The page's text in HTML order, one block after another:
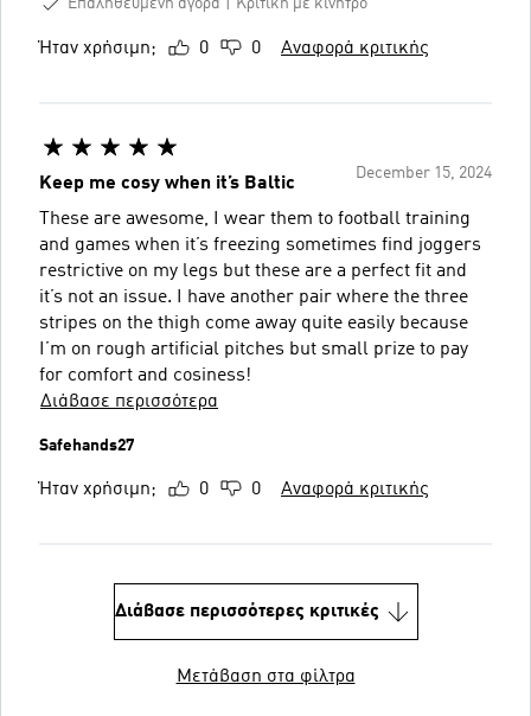
Επαληθευμένη αγορά
Κριτική με κίνητρο
Ήταν χρήσιμη; 0 0 Αναφορά κριτικής
December 15, 2024
Keep me cosy when it’s Baltic
These are awesome, I wear them to football training
and games when it’s freezing sometimes find joggers
restrictive on my legs but these are a perfect fit and
it’s not an issue. I have another pair where the three
stripes on the thigh come away quite easily because
I’m on rough artificial pitches but small prize to pay
for comfort and cosiness!
Διάβασε περισσότερα
Safehands27
Ήταν χρήσιμη; 0 0 Αναφορά κριτικής
Διάβασε περισσότερες κριτικές
Μετάβαση στα φίλτρα